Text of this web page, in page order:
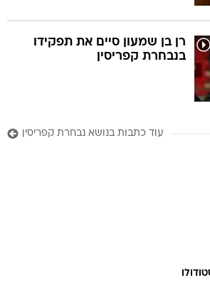
רן בן שמעון סיים את תפקידו
בנבחרת קפריסין
עוד כתבות בנושא נבחרת קפריסין